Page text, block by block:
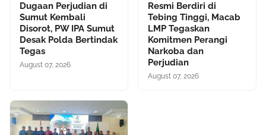
Dugaan Perjudian di
Sumut Kembali
Disorot, PW IPA Sumut
Desak Polda Bertindak
Tegas
August 07, 2026
Resmi Berdiri di
Tebing Tinggi, Macab
LMP Tegaskan
Komitmen Perangi
Narkoba dan
Perjudian
August 07, 2026